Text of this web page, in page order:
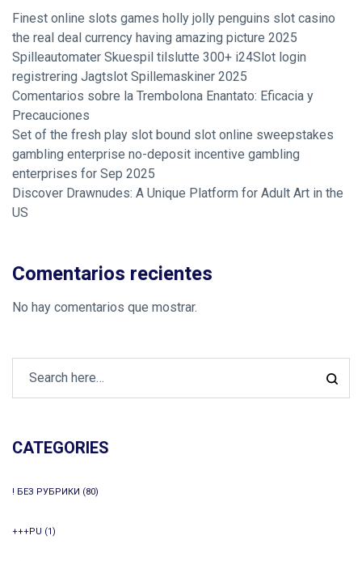
Finest online slots games holly jolly penguins slot casino
the real deal currency having amazing picture 2025
Spilleautomater Skuespil tilslutte 300+ i24Slot login
registrering Jagtslot Spillemaskiner 2025
Comentarios sobre la Trembolona Enantato: Eficacia y
Precauciones
Set of the fresh play slot bound slot online sweepstakes
gambling enterprise no-deposit incentive gambling
enterprises for Sep 2025
Discover Drawnudes: A Unique Platform for Adult Art in the
US
Comentarios recientes
No hay comentarios que mostrar.
CATEGORIES
! БЕЗ РУБРИКИ (80)
+++PU (1)